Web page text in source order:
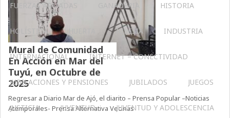
FUERZAS ARMADAS GANADERIA HISTORIA
HOLÍSTICA IGLESIA INDUSTRIA
INTERNACIONAL INTERNET – CONECTIVIDAD
JUBILACIONES Y PENSIONES JUBILADOS JUEGOS
JUSTICIA JUVENTUD JUVENTUD Y ADOLESCENCIA
Mural de Comunidad
En Acción en Mar del
Tuyú, en Octubre de
2025
Regresar a Diario Mar de Ajó, el diarito – Prensa Popular –Noticias
Atemporales- Prensa Alternativa Vecinas